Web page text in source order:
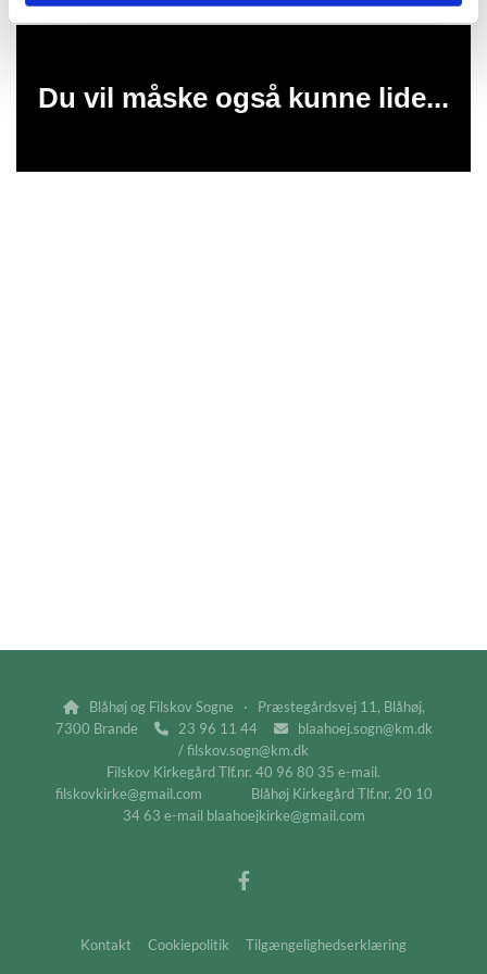
Du vil måske også kunne lide...
Blåhøj og Filskov Sogne · Præstegårdsvej 11, Blåhøj,
7300 Brande
23 96 11 44 blaahoej.sogn@km.dk
/ filskov.sogn@km.dk
Filskov Kirkegård Tlf.nr. 40 96 80 35 e-mail.
filskovkirke@gmail.com Blåhøj Kirkegård Tlf.nr. 20 10
34 63 e-mail blaahoejkirke@gmail.com
Kontakt Cookiepolitik Tilgængelighedserklæring